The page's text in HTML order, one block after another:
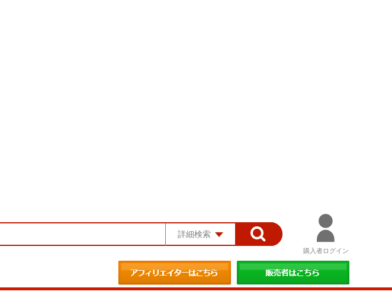
詳細検索
購入者ログイン